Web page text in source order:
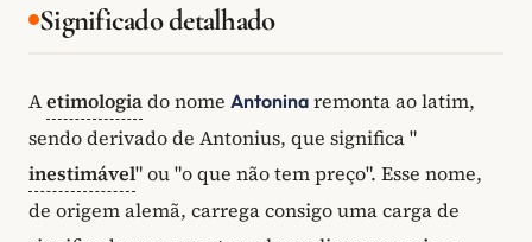
Significado detalhado
Aetimologiado nome Antonina remonta ao latim,
sendo derivado de Antonius, que significa "
inestimável" ou "o que não tem preço". Esse nome,
de origem alemã, carrega consigo uma carga de